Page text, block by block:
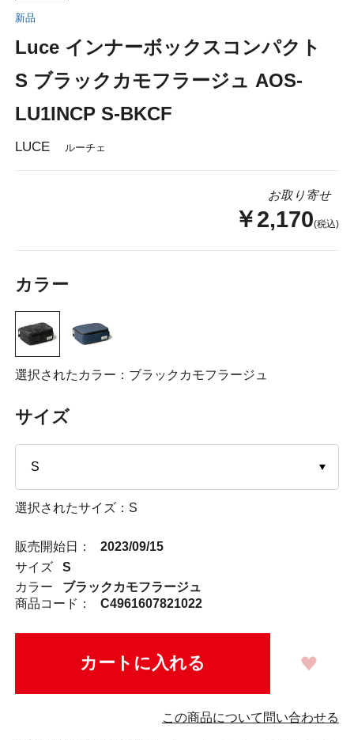
新品
Luce インナーボックスコンパクト
S ブラックカモフラージュ AOS-
LU1INCP S-BKCF
LUCE ルーチェ
お取り寄せ
￥2,170(税込)
カラー
選択されたカラー：ブラックカモフラージュ
サイズ
選択されたサイズ：S
販売開始日：
2023/09/15
サイズ
S
カラー
ブラックカモフラージュ
商品コード：
C4961607821022
この商品について問い合わせる